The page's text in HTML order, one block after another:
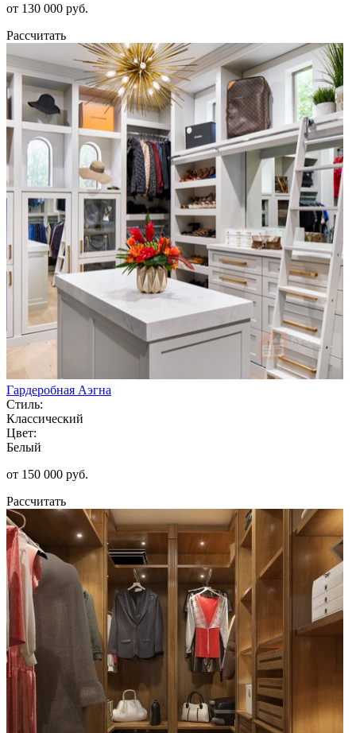
от 130 000 руб.
Рассчитать
Гардеробная Аэгна
Стиль:
Классический
Цвет:
Белый
от 150 000 руб.
Рассчитать